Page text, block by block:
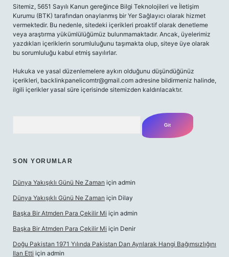
Sitemiz, 5651 Sayılı Kanun gereğince Bilgi Teknolojileri ve İletişim
Kurumu (BTK) tarafından onaylanmış bir Yer Sağlayıcı olarak hizmet
vermektedir. Bu nedenle, sitedeki içerikleri proaktif olarak denetleme
veya araştırma yükümlülüğümüz bulunmamaktadır. Ancak, üyelerimiz
yazdıkları içeriklerin sorumluluğunu taşımakta olup, siteye üye olarak
bu sorumluluğu kabul etmiş sayılırlar.
Hukuka ve yasal düzenlemelere aykırı olduğunu düşündüğünüz
içerikleri, backlinkpanelicomtr@gmail.com adresine bildirmeniz halinde,
ilgili içerikler yasal süre içerisinde sitemizden kaldırılacaktır.
SON YORUMLAR
Dünya Yakışıklı Günü Ne Zaman için admin
Dünya Yakışıklı Günü Ne Zaman için Dilay
Başka Bir Atmden Para Çekilir Mi için admin
Başka Bir Atmden Para Çekilir Mi için Denir
Doğu Pakistan 1971 Yılında Pakistan Dan Ayrılarak Hangi Bağımsızlığını
Ilan Etti için admin